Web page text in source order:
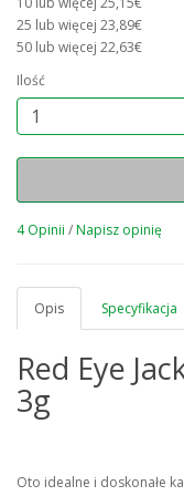
25 lub więcej 23,89€
50 lub więcej 22,63€
Ilość
4 Opinii /Napisz opinię
Opis Specyfikacja
Red Eye
3g
Oto idealne i doskonałe